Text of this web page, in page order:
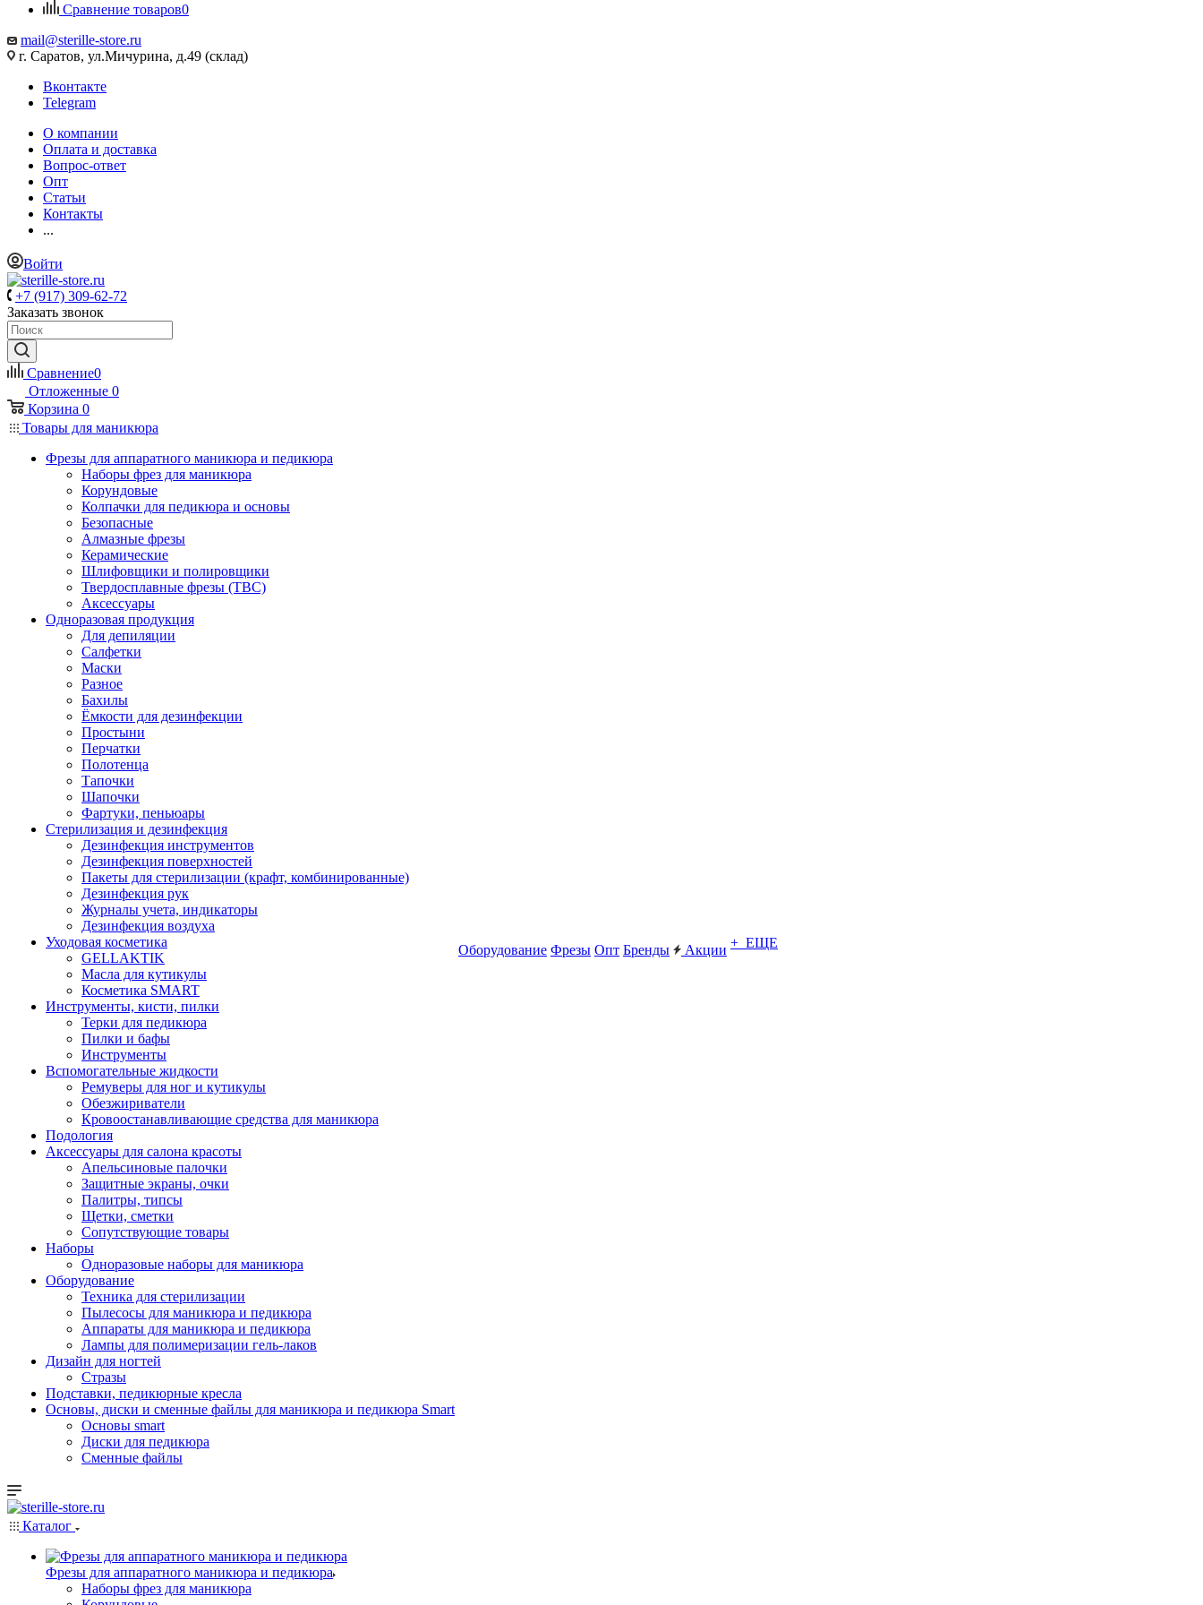
Сравнение товаров0
mail@sterille-store.ru
г. Саратов, ул.Мичурина, д.49 (склад)
Вконтакте
Telegram
О компании
Оплата и доставка
Вопрос-ответ
Опт
Статьи
Контакты
...
Войти
+7 (917) 309-62-72
Заказать звонок
Сравнение0
Отложенные 0
Корзина 0
Товары для маникюра
Фрезы для аппаратного маникюра и педикюра
Наборы фрез для маникюра
Корундовые
Колпачки для педикюра и основы
Безопасные
Алмазные фрезы
Керамические
Шлифовщики и полировщики
Твердосплавные фрезы (ТВС)
Аксессуары
Одноразовая продукция
Для депиляции
Салфетки
Маски
Разное
Бахилы
Ёмкости для дезинфекции
Простыни
Перчатки
Полотенца
Тапочки
Шапочки
Фартуки, пеньюары
Стерилизация и дезинфекция
Дезинфекция инструментов
Дезинфекция поверхностей
Пакеты для стерилизации (крафт, комбинированные)
Дезинфекция рук
Журналы учета, индикаторы
Дезинфекция воздуха
Уходовая косметика
GELLAKTIK
Масла для кутикулы
Косметика SMART
Инструменты, кисти, пилки
Терки для педикюра
Пилки и бафы
Инструменты
Вспомогательные жидкости
Ремуверы для ног и кутикулы
Обезжириватели
Кровоостанавливающие средства для маникюра
Подология
Аксессуары для салона красоты
Апельсиновые палочки
Защитные экраны, очки
Палитры, типсы
Щетки, сметки
Сопутствующие товары
Наборы
Одноразовые наборы для маникюра
Оборудование
Техника для стерилизации
Пылесосы для маникюра и педикюра
Аппараты для маникюра и педикюра
Лампы для полимеризации гель-лаков
Дизайн для ногтей
Стразы
Подставки, педикюрные кресла
Основы, диски и сменные файлы для маникюра и педикюра Smart
Основы smart
Диски для педикюра
Сменные файлы
Оборудование Фрезы Опт Бренды Акции + ЕЩЕ
Каталог
Фрезы для аппаратного маникюра и педикюра
Наборы фрез для маникюра